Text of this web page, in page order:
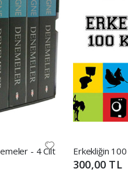
- 4 Cilt Erkekliğin 100
300,00 TL